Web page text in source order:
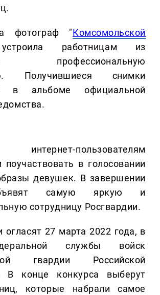
фотограф "Комсомольской
работницам из
профессиональную
Получившиеся снимки
в альбоме официальной
пользователям
в голосовании
девушек. В завершении
самую яркую и
сотрудницу Росгвардии.
огласят 27 марта 2022 года, в
службы войск
гвардии Российской
В конце конкурса выберут
которые набрали самое